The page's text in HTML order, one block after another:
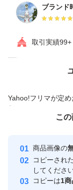
ブランド
取引実績99+
Yahoo!フリマが定
付与しています
安心取引出品者
取引実績
価格の
こ
商品画像の
コピーされ
してくださ
コピーは1商
この商品をみて